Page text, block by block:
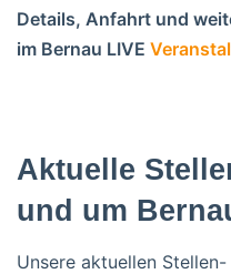
Details, Anfahrt und
im Bernau LIVE
Aktuelle
und um
Unsere aktuellen